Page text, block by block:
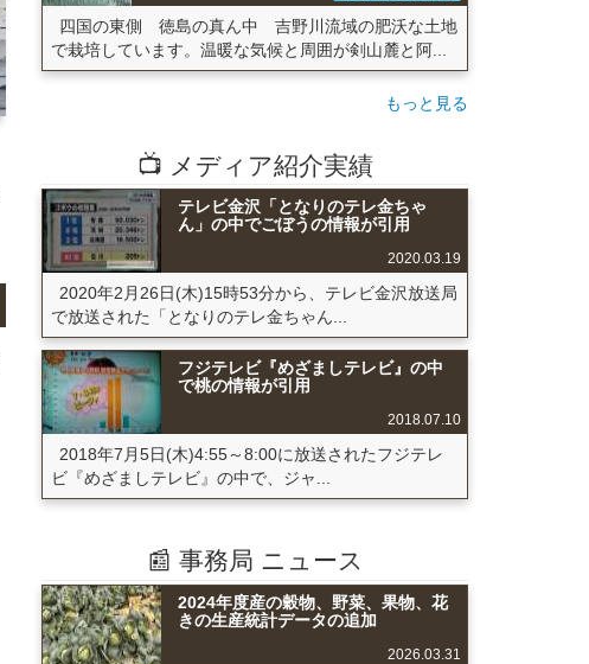
四国の東側 徳島の真ん中 吉野川流域の肥沃な土地
で栽培しています。温暖な気候と周囲が剣山麓と阿...
もっと見る
📺 メディア紹介実績
テレビ金沢「となりのテレ金ちゃ
ん」の中でごぼうの情報が引用
2020.03.19
2020年2月26日(木)15時53分から、テレビ金沢放送局
で放送された「となりのテレ金ちゃん...
フジテレビ『めざましテレビ』の中
で桃の情報が引用
2018.07.10
2018年7月5日(木)4:55～8:00に放送されたフジテレ
ビ『めざましテレビ』の中で、ジャ...
📰 事務局 ニュース
2024年度産の穀物、野菜、果物、花
きの生産統計データの追加
2026.03.31